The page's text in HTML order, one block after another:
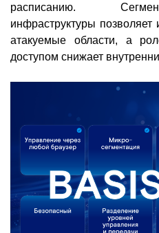
расписанию.
инфраструктуры
атакуемые области, а
доступом снижает